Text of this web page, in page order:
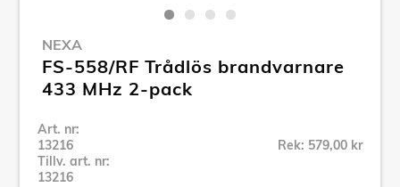
NEXA
FS-558/RF Trådlös brandvarnare
433 MHz 2-pack
Art. nr:
13216
Tillv. art. nr:
13216
Rek: 579,00 kr